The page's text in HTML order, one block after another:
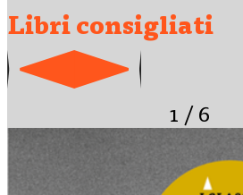
Libri consigliati
1 / 6